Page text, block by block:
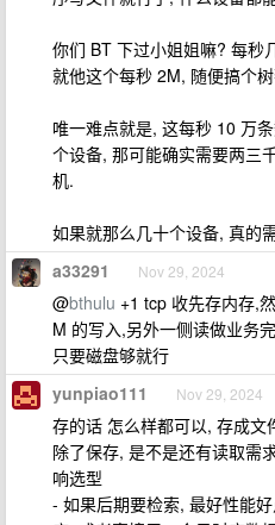
你们 BT 下过小姐姐嘛? 每秒
就他这个每秒 2M, 随便搞个
唯一难点就是, 这每秒 10 万
个设备, 那可能确实需要两三
机.
如果就那么几十个设备, 真的
a33291 Nov 29, 2024
@bthulu +1 tcp 收先存内存,
M 的写入,另外一侧读做业务
只要磁盘够就行
yunpiao111 Nov 29, 2024
存的话 怎么样都可以, 存成
除了保存, 是不是还有读取需
响选型
- 如果后期要检索, 最好性能